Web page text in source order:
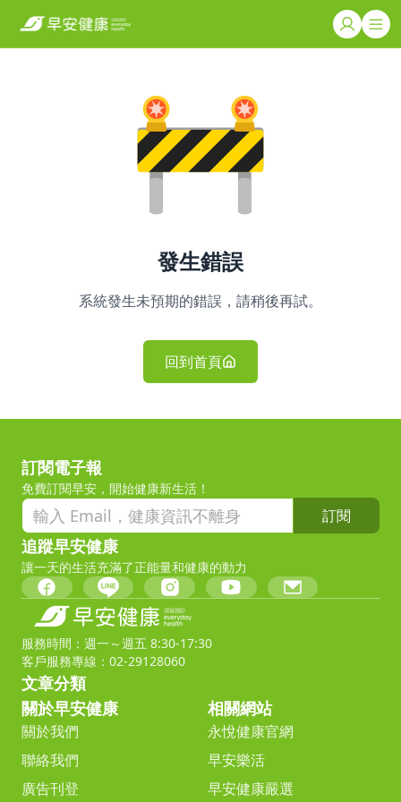
發生錯誤
系統發生未預期的錯誤，請稍後再試。
回到首頁
訂閱電子報
免費訂閱早安，開始健康新生活！
訂閱
追蹤早安健康
讓一天的生活充滿了正能量和健康的動力
服務時間：週一～週五 8:30-17:30
客戶服務專線：02-29128060
文章分類
關於早安健康
關於我們
聯絡我們
廣告刊登
相關網站
永悅健康官網
早安樂活
早安健康嚴選